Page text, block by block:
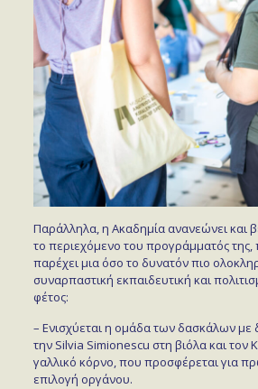
Παράλληλα, η Ακαδημία ανανεώνει και
το περιεχόμενο του προγράμματός
παρέχει μια όσο το δυνατόν πιο
συναρπαστική εκπαιδευτική και
φέτος:
– Ενισχύεται η ομάδα των δασκάλων με
την Silvia Simionescu στη βιόλα και τον
γαλλικό κόρνο, που προσφέρεται για
επιλογή οργάνου.